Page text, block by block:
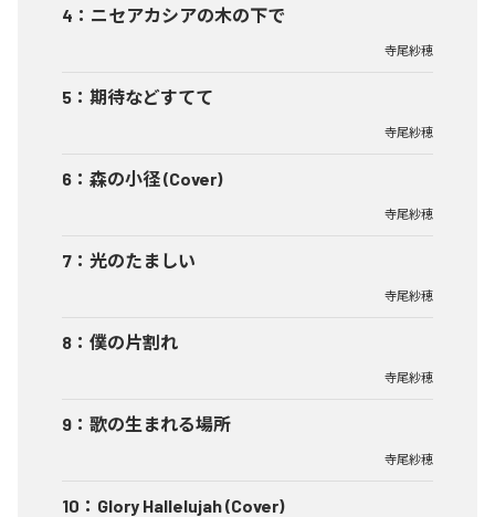
4 ： ニセアカシアの木の下で
寺尾紗穂
5 ： 期待などすてて
寺尾紗穂
6 ： 森の小径 (Cover)
寺尾紗穂
7 ： 光のたましい
寺尾紗穂
8 ： 僕の片割れ
寺尾紗穂
9 ： 歌の生まれる場所
寺尾紗穂
10 ： Glory Hallelujah (Cover)